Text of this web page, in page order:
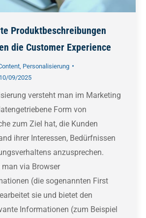
Produktbeschreibungen
die Customer Experience
Personalisierung
10/09/2025
versteht man im Marketing
Form von
zum Ziel hat, die Kunden
ihrer Interessen, Bedürfnissen
anzusprechen.
via Browser
(die sogenannten First
sie und bietet den
Informationen (zum Beispiel